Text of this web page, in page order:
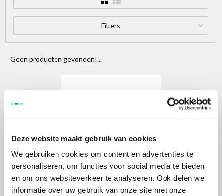
Deze website maakt gebruik van cookies
We gebruiken cookies om content en advertenties te
personaliseren, om functies voor social media te bieden
en om ons websiteverkeer te analyseren. Ook delen we
informatie over uw gebruik van onze site met onze
Filters
Geen producten gevonden!...
Kamersteiger 'ready': De ultieme oplossing
Menu